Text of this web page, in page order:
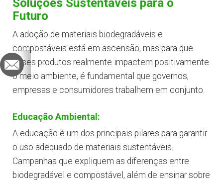
Soluções Sustentáveis para o
Futuro
A adoção de materiais biodegradáveis e
compostáveis está em ascensão, mas para que
esses produtos realmente impactem positivamente
o meio ambiente, é fundamental que governos,
empresas e consumidores trabalhem em conjunto.
Educação Ambiental:
A educação é um dos principais pilares para garantir
o uso adequado de materiais sustentáveis.
Campanhas que expliquem as diferenças entre
biodegradável e compostável, além de ensinar sobre